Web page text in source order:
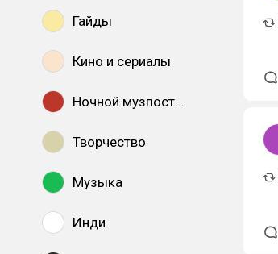
Гайды
Кино и сериалы
Ночной музпостинг
Творчество
Музыка
Инди